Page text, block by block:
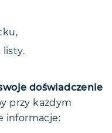
listy.
doświadczenie
przy każdym
informacje: